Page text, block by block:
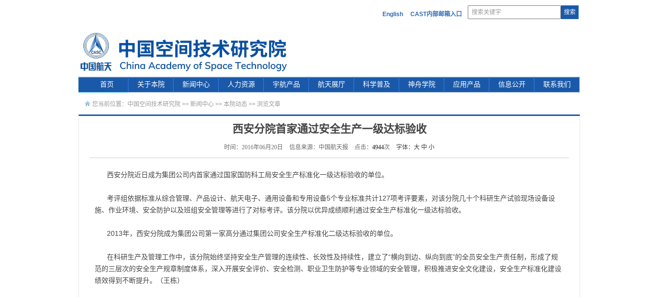
English CAST内部邮箱入口
首页 关于本院 新闻中心 人力资源 宇航产品 航天展厅 科学普及 神舟学院 应用产品 信息公开 联系我们
您当前位置： 中国空间技术研究院 >> 新闻中心 >> 本院动态 >> 浏览文章
西安分院首家通过安全生产一级达标验收
时间：2016年06月20日 信息来源：中国航天报 点击： 4944次 字体： 大 中 小
西安分院近日成为集团公司内首家通过国家国防科工局安全生产标准化一级达标验收的单位。
考评组依据标准从综合管理、产品设计、航天电子、通用设备和专用设备5个专业标准共计127项考评要素，对该分院几十个科研生产试验现场设备设
施、作业环境、安全防护以及班组安全管理等进行了对标考评。该分院以优异成绩顺利通过安全生产标准化一级达标验收。
2013年，西安分院成为集团公司第一家高分通过集团公司安全生产标准化二级达标验收的单位。
在科研生产及管理工作中，该分院始终坚持安全生产管理的连续性、长效性及持续性，建立了“横向到边、纵向到底”的全员安全生产责任制，形成了规
范的三层次的安全生产规章制度体系，深入开展安全评价、安全检测、职业卫生防护等专业领域的安全管理，积极推进安全文化建设，安全生产标准化建设
绩效得到不断提升。（王栋）